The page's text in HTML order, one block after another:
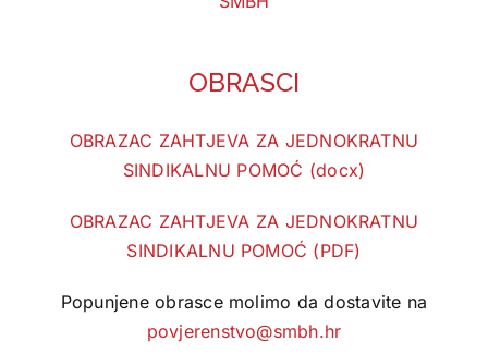
OBRASCI
OBRAZAC ZAHTJEVA ZA JEDNOKRATNU
SINDIKALNU POMOĆ (docx)
OBRAZAC ZAHTJEVA ZA JEDNOKRATNU
SINDIKALNU POMOĆ (PDF)
Popunjene obrasce molimo da dostavite na
povjerenstvo@smbh.hr